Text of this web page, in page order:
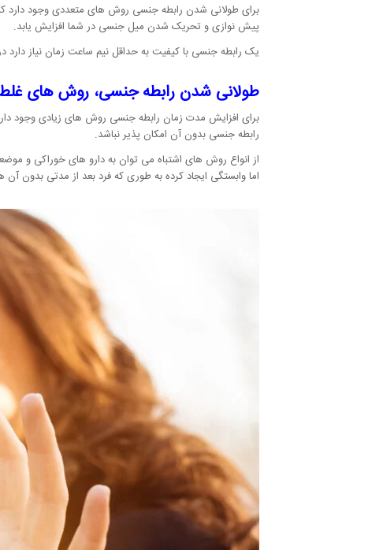
برای طولانی شدن رابطه جنسی روش های متعددی وجود دارد
پیش نوازی و تحریک شدن میل جنسی در شما افزایش یابد.
یک رابطه جنسی با کیفیت به حداقل نیم ساعت زمان نیاز
طولانی شدن رابطه جنسی، روش های
برای افزایش مدت زمان رابطه جنسی روش های زیادی وجود
رابطه جنسی بدون آن امکان پذیر نباشد.
از انواع روش های اشتباه می توان به دارو های خوراکی و
اما وابستگی ایجاد کرده به طوری که فرد بعد از مدتی بدون